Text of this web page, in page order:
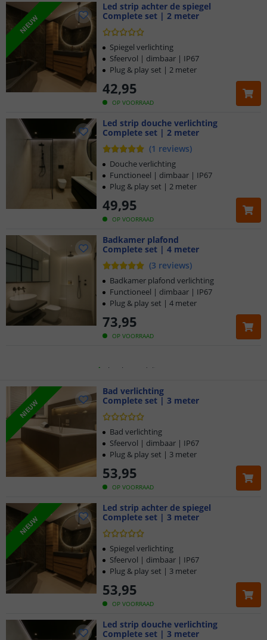
NIEUW
Led strip achter de spiegel
Complete set | 2 meter
OP VOORRAAD
42,95
Spiegel verlichting
Sfeervol | dimbaar | IP67
Plug & play set | 2 meter
Led strip douche verlichting
Complete set | 2 meter
(1 reviews)
OP VOORRAAD
49,95
Douche verlichting
Functioneel | dimbaar | IP67
Plug & play set | 2 meter
Badkamer plafond
Complete set | 4 meter
(3 reviews)
OP VOORRAAD
73,95
Badkamer plafond verlichting
Functioneel | dimbaar | IP67
Plug & play set | 4 meter
Klantbeoordeling 9.1
Voor 23:45 uur besteld,morgen in huis
5 jaar garantie
Gratis verzending vanaf € 20,-
Voor 23:45 uur besteld,morgen in huis
NIEUW
Bad verlichting
Complete set | 3 meter
OP VOORRAAD
53,95
Bad verlichting
Sfeervol | dimbaar | IP67
Plug & play set | 3 meter
NIEUW
Led strip achter de spiegel
Complete set | 3 meter
OP VOORRAAD
53,95
Spiegel verlichting
Sfeervol | dimbaar | IP67
Plug & play set | 3 meter
Led strip douche verlichting
Complete set | 3 meter